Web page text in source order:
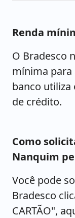
Renda
O Bradesco
mínima para
banco utiliza
de crédito.
Como
Nanquim
Você pode
Bradesco
CARTÃO",